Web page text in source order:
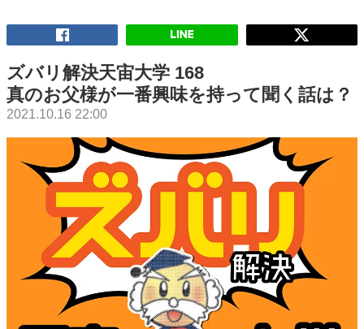
ズバリ解決天宙大学 168
真のお父様が一番興味を持って聞く話は？
2021.10.16 22:00